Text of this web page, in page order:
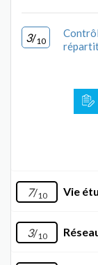
3/10
7/10 Vie
3/10